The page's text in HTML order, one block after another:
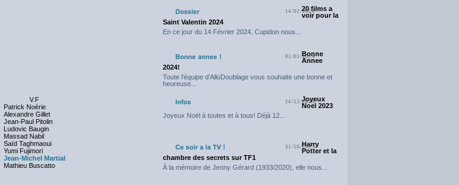
V.F
Patrick Noérie
Alexandre Gillet
Jean-Paul Pitolin
Ludovic Baugin
Massad Nabil
Saïd Taghmaoui
Yumi Fujimori
Jean-Michel Martial
Mathieu Buscatto
14/02/202420 films a
voir pour la
Saint Valentin 2024
En ce jour du 14 Février 2024, Cupidon nous...
01/01/2024
Bonne
Annee
2024!
Toute l'équipe d'AlloDoublage vous souhaite une bonne et
heureuse...
24/12/2023
Joyeux
Noel 2023
Joyeux Noël à toutes et à tous! Déjà 12...
31/10/2023
Harry
Potter et la
chambre des secrets sur TF1
À la mémoire de Jenny Gérard (1933/2020), elle nous...